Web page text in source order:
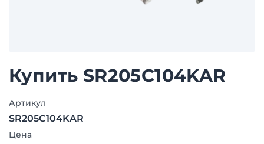
Купить SR205C104KAR
Артикул
SR205C104KAR
Цена